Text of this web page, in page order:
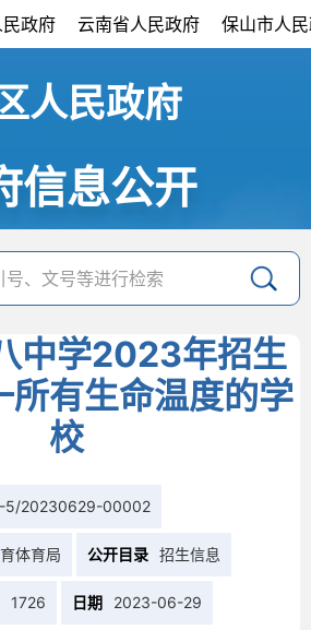
政府 云南省人民政府 保山市人
人民政府
信息公开
中学2023年招生
有生命温度的学
校
5/20230629-00002
体育局 公开目录 招生信息
1726 日期 2023-06-29